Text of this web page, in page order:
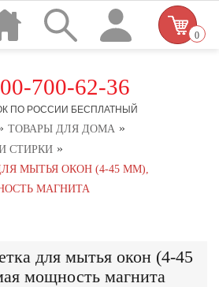
700-62-36
ПО РОССИИ БЕСПЛАТНЫЙ
0
ТОВАРЫ ДЛЯ ДОМА »
СТИРКИ »
МЫТЬЯ ОКОН (4-45 ММ),
МАГНИТА
для мытья окон (4-45
мощность магнита